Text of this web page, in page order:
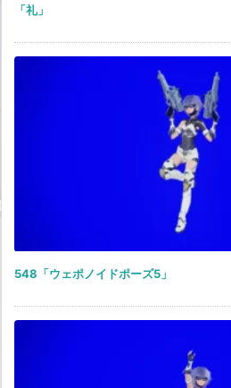
「礼」
548「ウェポノイドポーズ5」